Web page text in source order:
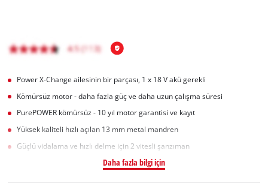
Power X-Change ailesinin bir parçası, 1 x 18 V akü gerekli
Kömürsüz motor - daha fazla güç ve daha uzun çalışma süresi
PurePOWER kömürsüz - 10 yıl motor garantisi ve kayıt
Yüksek kaliteli hızlı açılan 13 mm metal mandren
Güçlü vidalama ve hızlı delme için 2 vitesli şanzıman
Daha fazla bilgi için